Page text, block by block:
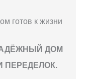
готов к жизни
ДОМ
ПЕРЕДЕЛОК.